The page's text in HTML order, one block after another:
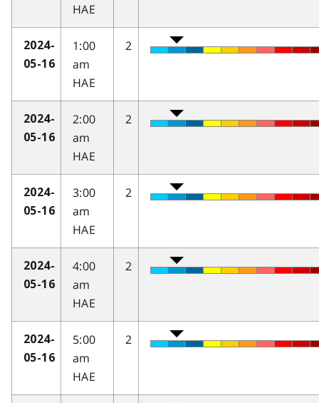
HAE
2024-
05-16
1:00
am
HAE
2
2024-
05-16
2:00
am
HAE
2
2024-
05-16
3:00
am
HAE
2
2024-
05-16
4:00
am
HAE
2
2024-
05-16
5:00
am
HAE
2